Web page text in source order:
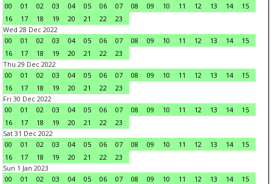
00
01 02 03 04 05 06 07 08 09 10 11 12 13 14
15
16
17 18 19 20 21 22
23
Wed 28 Dec 2022
00
01 02 03 04 05 06 07 08 09 10 11 12 13 14
15
16
17 18 19 20 21 22
23
Thu 29 Dec 2022
00
01 02 03 04 05 06 07 08 09 10 11 12 13 14
15
16
17 18 19 20 21 22
23
Fri 30 Dec 2022
00
01 02 03 04 05 06 07 08 09 10 11 12 13 14
15
16
17 18 19 20 21 22
23
Sat 31 Dec 2022
00
01 02 03 04 05 06 07 08 09 10 11 12 13 14
15
16
17 18 19 20 21 22
23
Sun 1 Jan 2023
00
01 02 03 04 05 06 07 08 09 10 11 12 13 14
15